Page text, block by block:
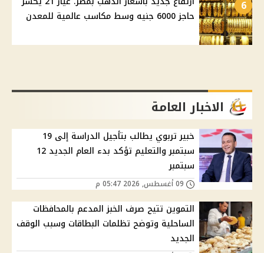
6
حاجز 6000 جنيه وسط مكاسب عالمية للمعدن
الاخبار العامة
خبير تربوي يطالب بتأجيل الدراسة إلى 19
سبتمبر والتعليم تؤكد بدء العام الجديد 12
سبتمبر
التموين تتيح صرف الخبز المدعم بالمحافظات
الساحلية وتوضح تظلمات البطاقات وسبب الوقف
الجديد